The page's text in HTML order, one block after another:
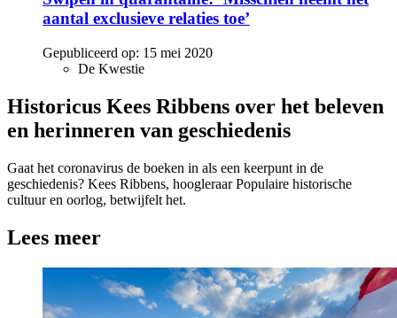
aantal exclusieve relaties toe’
Gepubliceerd op: 15 mei 2020
De Kwestie
Historicus Kees Ribbens over het beleven
en herinneren van geschiedenis
Gaat het coronavirus de boeken in als een keerpunt in de
geschiedenis? Kees Ribbens, hoogleraar Populaire historische
cultuur en oorlog, betwijfelt het.
Lees meer